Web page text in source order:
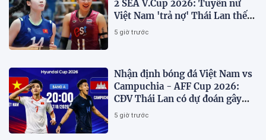
2 SEA V.Cup 2026: Tuyển nữ
Việt Nam 'trả nợ' Thái Lan thế
nào?
5 giờ trước
Nhận định bóng đá Việt Nam vs
Campuchia - AFF Cup 2026:
CĐV Thái Lan có dự đoán gây
sốt
5 giờ trước